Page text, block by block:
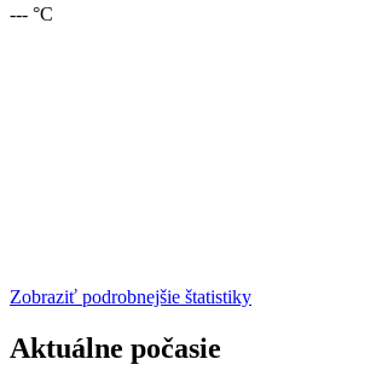
--- °C
Zobraziť podrobnejšie štatistiky
Aktuálne počasie